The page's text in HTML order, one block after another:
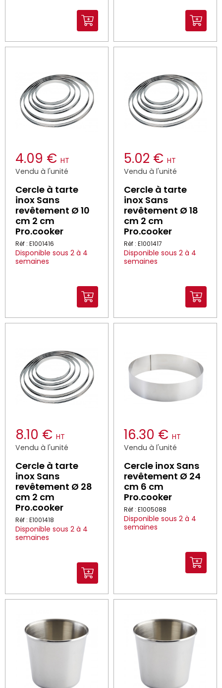
4.09 € HT
Vendu à l'unité
Cercle à tarte
inox Sans
revêtement Ø 10
cm 2 cm
Pro.cooker
Réf : E1001416
Disponible sous 2 à 4
semaines
5.02 € HT
Vendu à l'unité
Cercle à tarte
inox Sans
revêtement Ø 18
cm 2 cm
Pro.cooker
Réf : E1001417
Disponible sous 2 à 4
semaines
8.10 € HT
Vendu à l'unité
Cercle à tarte
inox Sans
revêtement Ø 28
cm 2 cm
Pro.cooker
Réf : E1001418
Disponible sous 2 à 4
semaines
16.30 € HT
Vendu à l'unité
Cercle inox Sans
revêtement Ø 24
cm 6 cm
Pro.cooker
Réf : E1005088
Disponible sous 2 à 4
semaines